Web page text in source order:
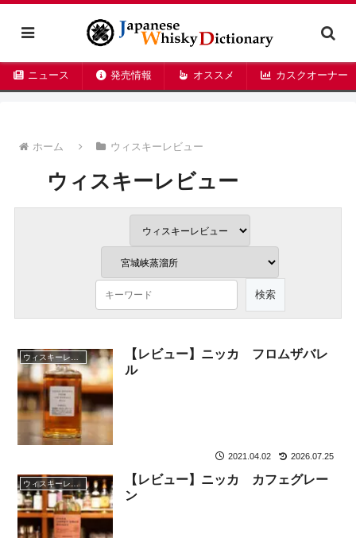
ニュース 発売情報 オススメ カスクオーナー
ホーム ウィスキーレビュー
ウィスキーレビュー
ウィスキーレビュー
【レビュー】ニッカ フロムザバレ
ル
2021.04.02 2026.07.25
ウィスキーレビュー
【レビュー】ニッカ カフェグレー
ン